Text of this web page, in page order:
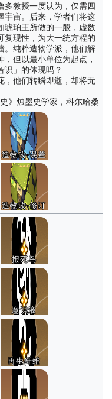
多教授一度认为，仅需四
宇宙。后来，学者们将这
琥珀王所做的一般，虚数
复现性，为大一统方程的
。纯粹造物学派，他们解
但以最小单位为起点，
识」的体现吗？
，他们转瞬即逝，却将无
》烛墨史学家，科尔哈桑
造物改-误差
造物改-修订
报死鸟
意识液
再生纤维